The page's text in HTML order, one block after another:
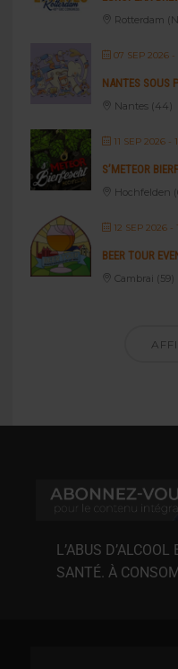
Rotterdam
07 SEP 2026-
NANTES SOUS
Nantes (44)
11 SEP 2026-
S’METEOR
Hochfelden
12 SEP 2026-
BEER TOUR
Cambrai (59)
L’ABUS
SANTÉ. À